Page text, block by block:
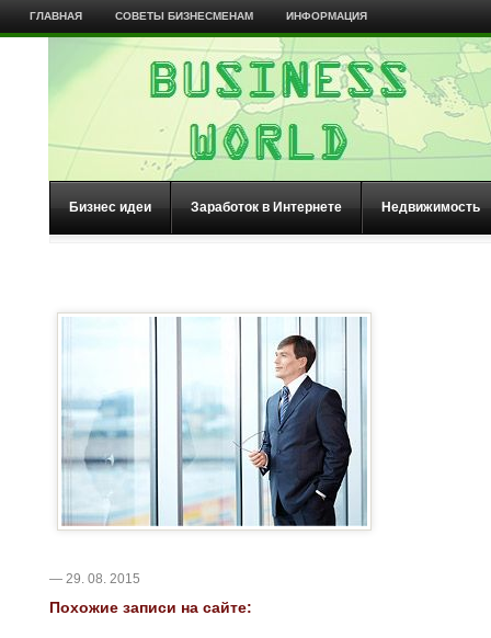
ГЛАВНАЯ СОВЕТЫ БИЗНЕСМЕНАМ ИНФОРМАЦИЯ
Бизнес идеи Заработок в Интернете Недвижимость
— 29. 08. 2015
Похожие записи на сайте: